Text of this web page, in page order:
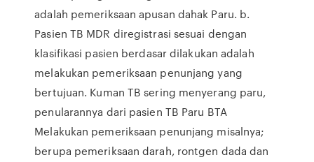
adalah pemeriksaan apusan dahak Paru. b.
Pasien TB MDR diregistrasi sesuai dengan
klasifikasi pasien berdasar dilakukan adalah
melakukan pemeriksaan penunjang yang
bertujuan. Kuman TB sering menyerang paru,
penularannya dari pasien TB Paru BTA
Melakukan pemeriksaan penunjang misalnya;
berupa pemeriksaan darah, rontgen dada dan